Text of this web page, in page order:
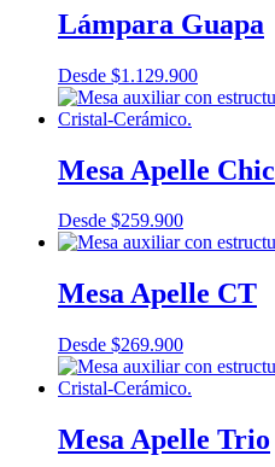
Lámpara Guapa
Desde $1.129.900
Mesa Apelle Chic
Desde $259.900
Mesa Apelle CT
Desde $269.900
Mesa Apelle Trio